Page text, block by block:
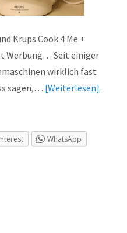
Krups Cook 4 Me +
Seit einiger
wirklich fast
sagen,… Weiterlesen
WhatsApp